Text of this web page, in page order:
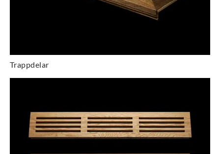
Trappdelar